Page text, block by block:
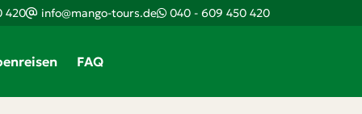
420 info@mango-tours.de 040 - 609 450 420
FAQ